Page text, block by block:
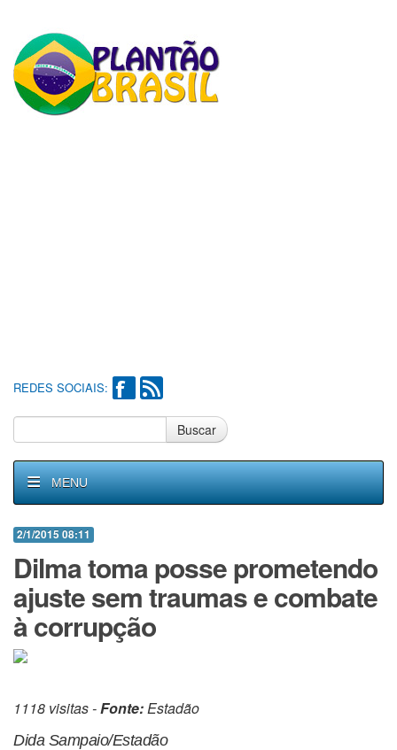
REDES SOCIAIS:
Buscar
MENU
2/1/2015 08:11
Dilma toma posse prometendo
ajuste sem traumas e combate
à corrupção
1118 visitas -Fonte:Estadão
Dida Sampaio/Estadão